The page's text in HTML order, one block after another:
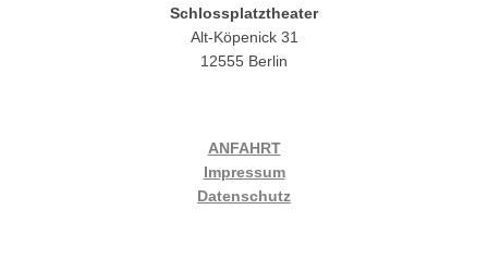
Schlossplatztheater
Alt-Köpenick 31
12555 Berlin
ANFAHRT
Impressum
Datenschutz